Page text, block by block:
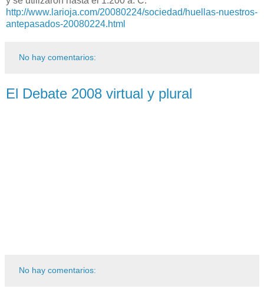
http://www.larioja.com/20080224/sociedad/huellas-nuestros-
antepasados-20080224.html
No hay comentarios:
El Debate 2008 virtual y plural
No hay comentarios: